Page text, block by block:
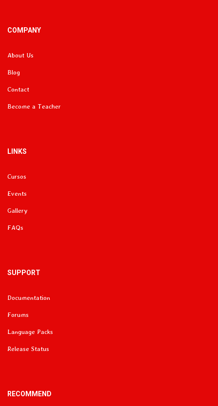
COMPANY
About Us
Blog
Contact
Become a Teacher
LINKS
Cursos
Events
Gallery
FAQs
SUPPORT
Documentation
Forums
Language Packs
Release Status
RECOMMEND